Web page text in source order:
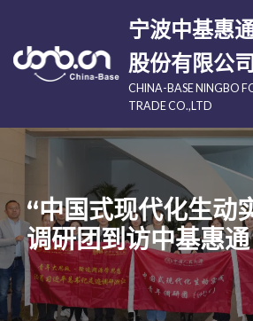
跳
至
宁波中基惠
股份有限公司
CHINA-BASE NINGBO
TRADE CO.,LTD
“中国式现代化生动
调研团到访中基惠通